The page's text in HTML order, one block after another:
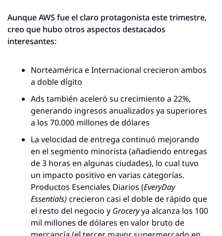
Aunque AWS fue el claro protagonista este trimestre,
creo que hubo otros aspectos destacados
interesantes:
Norteamérica e Internacional crecieron ambos
a doble dígito
Ads también aceleró su crecimiento a 22%,
generando ingresos anualizados ya superiores
a los 70.000 millones de dólares
La velocidad de entrega continuó mejorando
en el segmento minorista (añadiendo entregas
de 3 horas en algunas ciudades), lo cual tuvo
un impacto positivo en varias categorías.
Productos Esenciales Diarios (EveryDay
Essentials) crecieron casi el doble de rápido que
el resto del negocio y Grocery ya alcanza los 100
mil millones de dólares en valor bruto de